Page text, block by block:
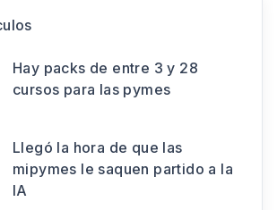
Hay packs de entre 3 y 28
cursos para las pymes
Llegó la hora de que las
mipymes le saquen partido a la
IA